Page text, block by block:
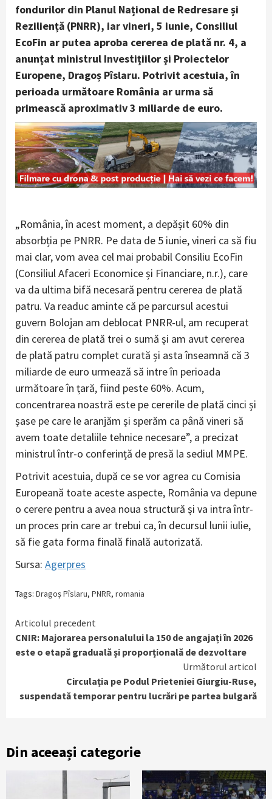
fondurilor din Planul Național de Redresare și
Reziliență (PNRR), iar vineri, 5 iunie, Consiliul
EcoFin ar putea aproba cererea de plată nr. 4, a
anunțat ministrul Investițiilor și Proiectelor
Europene, Dragoș Pîslaru. Potrivit acestuia, în
perioada următoare România ar urma să
primească aproximativ 3 miliarde de euro.
„România, în acest moment, a depășit 60% din
absorbția pe PNRR. Pe data de 5 iunie, vineri ca să fiu
mai clar, vom avea cel mai probabil Consiliu EcoFin
(Consiliul Afaceri Economice și Financiare, n.r.), care
va da ultima bifă necesară pentru cererea de plată
patru. Va readuc aminte că pe parcursul acestui
guvern Bolojan am deblocat PNRR-ul, am recuperat
din cererea de plată trei o sumă și am avut cererea
de plată patru complet curată și asta înseamnă că 3
miliarde de euro urmează să intre în perioada
următoare în țară, fiind peste 60%. Acum,
concentrarea noastră este pe cererile de plată cinci și
șase pe care le aranjăm și sperăm ca până vineri să
avem toate detaliile tehnice necesare”, a precizat
ministrul într-o conferință de presă la sediul MMPE.
Potrivit acestuia, după ce se vor agrea cu Comisia
Europeană toate aceste aspecte, România va depune
o cerere pentru a avea noua structură și va intra într-
un proces prin care ar trebui ca, în decursul lunii iulie,
să fie gata forma finală finală autorizată.
Sursa: Agerpres
Tags: Dragoș Pîslaru, PNRR, romania
Continue
Reading
Articolul precedent
CNIR: Majorarea personalului la 150 de angajați în 2026
este o etapă graduală și proporțională de dezvoltare
Următorul articol
Circulația pe Podul Prieteniei Giurgiu-Ruse,
suspendată temporar pentru lucrări pe partea bulgară
Din aceeași categorie